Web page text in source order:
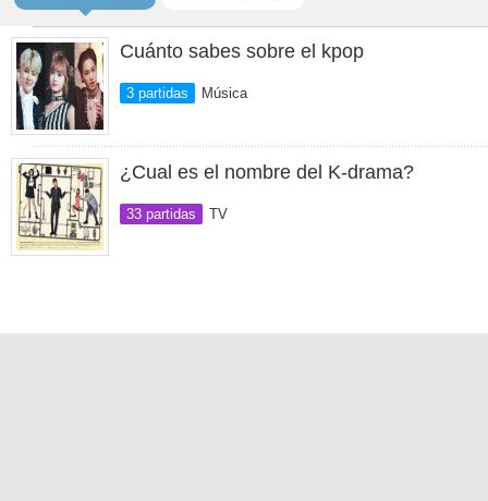
Cuánto sabes sobre el kpop
3 partidas Música
¿Cual es el nombre del K-drama?
33 partidas TV